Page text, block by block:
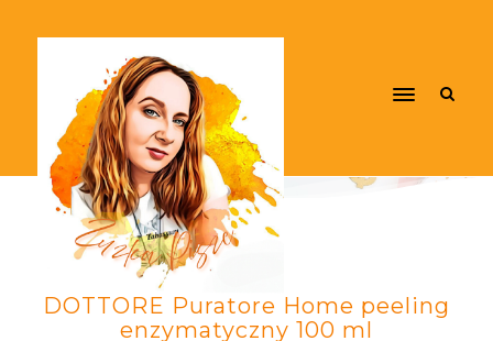
DOTTORE Puratore Home peeling
enzymatyczny 100 ml